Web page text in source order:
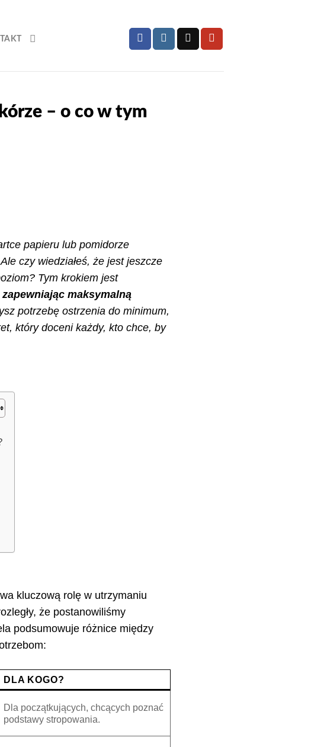
– o co w tym
papieru lub pomidorze
czy wiedziałeś, że jest jeszcze
Tym krokiem jest
maksymalną
potrzebę ostrzenia do minimum,
który doceni każdy, kto chce, by
kluczową rolę w utrzymaniu
że postanowiliśmy
podsumowuje różnice między
DLA KOGO?
Dla początkujących, chcących poznać
podstawy stropowania.